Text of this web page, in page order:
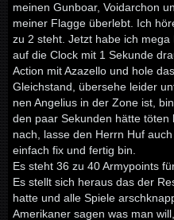
meinen Gunboar, Voidarchon
meiner Flagge überlebt. Ich
zu 2 steht. Jetzt habe ich
auf die Clock mit 1 Sekunde
Action mit Azazello und hole
Gleichstand, übersehe leider
nen Angelius in der Zone ist,
den paar Sekunden hätte
nach, lasse den Herrn Huf
einfach fix und fertig bin.
Es steht 36 zu 40 Armypoints
Es stellt sich heraus das der
hatte und alle Spiele
Amerikaner sagen was man